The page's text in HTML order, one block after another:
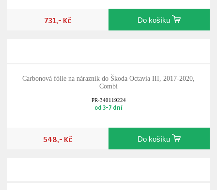
731,- Kč Do košíku
Carbonová fólie na nárazník do Škoda Octavia III, 2017-2020,
Combi
PR-340119224
od 3-7 dní
548,- Kč Do košíku